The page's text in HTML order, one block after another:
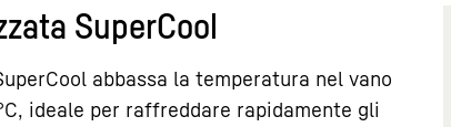
SuperCool
abbassa la temperatura nel vano
ideale per raffreddare rapidamente gli